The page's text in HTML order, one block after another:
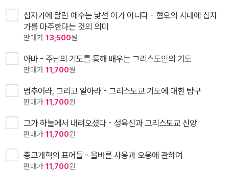
십자가에 달린 예수는 낯선 이가 아니다 - 혐오의 시대에 십자
가를 마주한다는 것의 의미
판매가 13,500원
아바 - 주님의 기도를 통해 배우는 그리스도인의 기도
판매가 11,700원
멈추어라, 그리고 알아라 - 그리스도교 기도에 대한 탐구
판매가 11,700원
그가 하늘에서 내려오셨다 - 성육신과 그리스도교 신앙
판매가 11,700원
종교개혁의 표어들 - 올바른 사용과 오용에 관하여
판매가 11,700원